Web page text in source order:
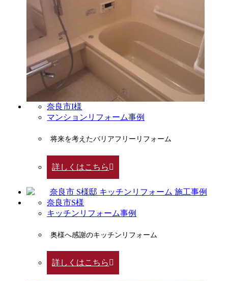
奈良市I様
マンションリフォーム事例
将来を考えたバリアフリーリフォーム
詳しくはこちら
奈良市S様
キッチンリフォーム事例
奥様へ感謝のキッチンリフォーム
詳しくはこちら